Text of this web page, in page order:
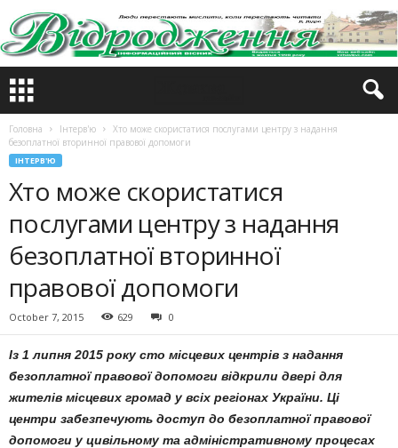
Головна Інтерв'ю
Хто може скористатися послугами центру з надання
безоплатної вторинної правової допомоги
ІНТЕРВ'Ю
Хто може скористатися
послугами центру з надання
безоплатної вторинної
правової допомоги
October 7, 2015 629 0
Із 1 липня 2015 року сто місцевих центрів з надання
безоплатної правової допомоги відкрили двері для
жителів місцевих громад у всіх регіонах України. Ці
центри забезпечують доступ до безоплатної правової
допомоги у цивільному та адміністративному процесах